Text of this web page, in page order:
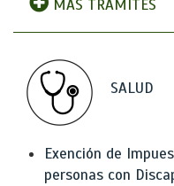
MÁS TRÁMITES
SALUD
Exención de
personas con